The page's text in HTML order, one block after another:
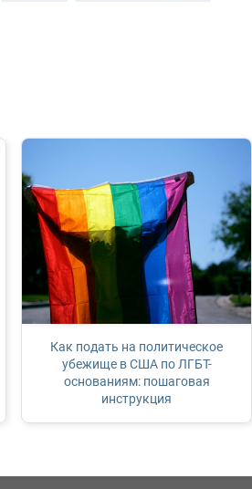
Как подать на политическое
убежище в США по ЛГБТ-
основаниям: пошаговая
инструкция